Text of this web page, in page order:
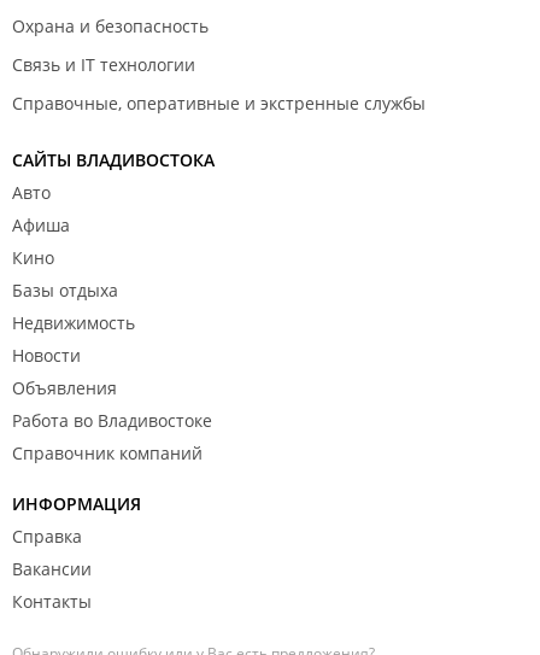
Охрана и безопасность
Связь и IT технологии
Справочные, оперативные и экстренные службы
САЙТЫ ВЛАДИВОСТОКА
Авто
Афиша
Кино
Базы отдыха
Недвижимость
Новости
Объявления
Работа во Владивостоке
Справочник компаний
ИНФОРМАЦИЯ
Справка
Вакансии
Контакты